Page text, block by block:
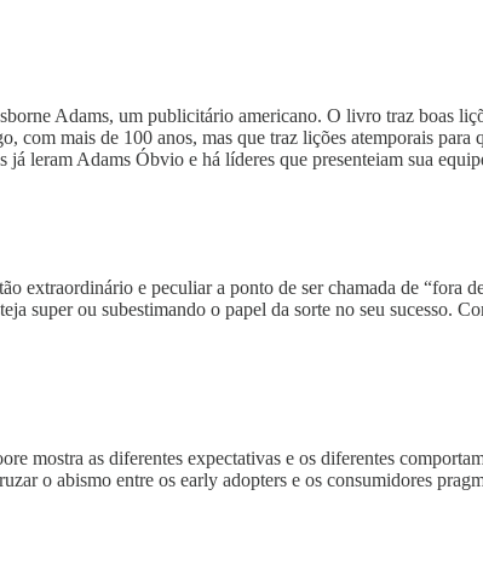
Adams, um publicitário americano. O livro traz boas
com mais de 100 anos, mas que traz lições atemporais
já leram Adams Óbvio e há líderes que presenteiam sua
extraordinário e peculiar a ponto de ser chamada de “fora
super ou subestimando o papel da sorte no seu sucesso.
mostra as diferentes expectativas e os diferentes
o abismo entre os early adopters e os consumidores